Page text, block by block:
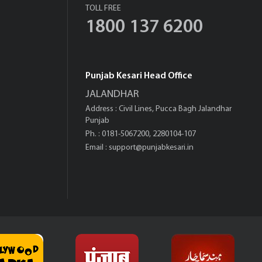
TOLL FREE
1800 137 6200
Punjab Kesari Head Office
JALANDHAR
Address : Civil Lines, Pucca Bagh Jalandhar
Punjab
Ph. : 0181-5067200, 2280104-107
Email : support@punjabkesari.in